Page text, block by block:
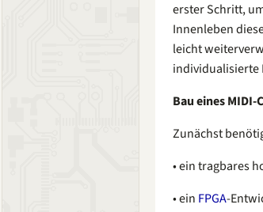
erster Schritt,
Innenleben
leicht
individualisierte
Bau eines
Zunächst
• ein tragbares
• ein FPGA-